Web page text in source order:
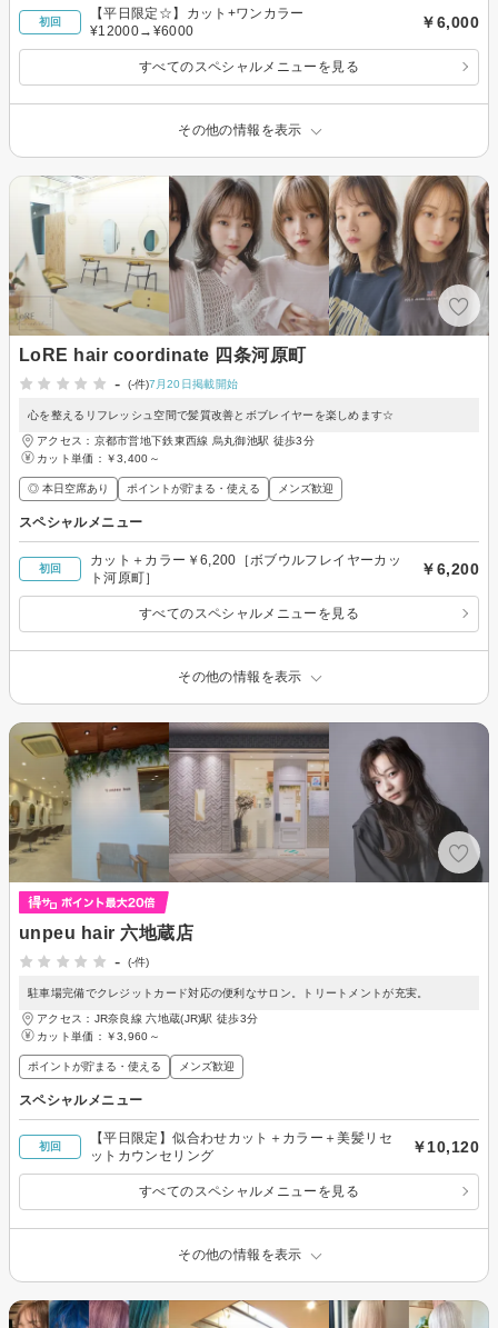
初回
【平日限定☆】カット+ワンカラー
¥12000→¥6000
￥6,000
すべてのスペシャルメニューを見る
その他の情報を表示
LoRE hair coordinate 四条河原町
-
(-件)7月20日掲載開始
心を整えるリフレッシュ空間で髪質改善とボブレイヤーを楽しめます☆
アクセス：京都市営地下鉄東西線 烏丸御池駅 徒歩3分
カット単価： ￥3,400～
◎ 本日空席あり ポイントが貯まる・使える メンズ歓迎
スペシャルメニュー
初回
カット＋カラー￥6,200［ボブウルフレイヤーカッ
ト河原町］
￥6,200
すべてのスペシャルメニューを見る
その他の情報を表示
unpeu hair 六地蔵店
-
(-件)
駐車場完備でクレジットカード対応の便利なサロン。トリートメントが充実。
アクセス：JR奈良線 六地蔵(JR)駅 徒歩3分
カット単価： ￥3,960～
ポイントが貯まる・使える メンズ歓迎
スペシャルメニュー
初回
【平日限定】似合わせカット＋カラー＋美髪リセ
ットカウンセリング
￥10,120
すべてのスペシャルメニューを見る
その他の情報を表示